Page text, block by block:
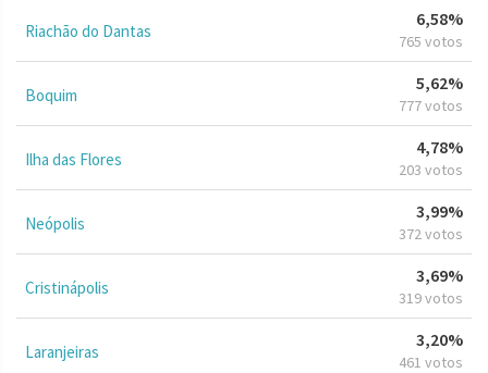
Riachão do Dantas
6,58%
765 votos
Boquim
5,62%
777 votos
Ilha das Flores
4,78%
203 votos
Neópolis
3,99%
372 votos
Cristinápolis
3,69%
319 votos
Laranjeiras
3,20%
461 votos